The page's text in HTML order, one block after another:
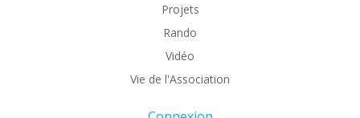
Projets
Rando
Vidéo
Vie de l'Association